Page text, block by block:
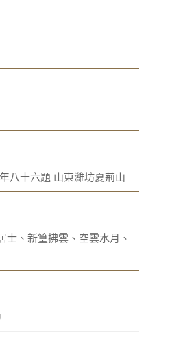
八十六題 山東濰坊夏荊山
士、新篁拂雲、空雲水月、